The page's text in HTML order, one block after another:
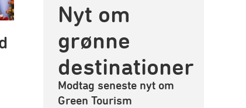
Nyt om
grønne
destinationer
Modtag seneste nyt om
Green Tourism